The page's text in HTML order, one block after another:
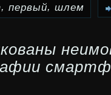
записи
VR-
шлем
, первый, шлем